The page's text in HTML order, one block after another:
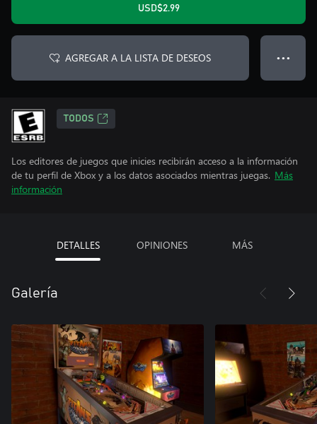
USD$2.99
AGREGAR A LA LISTA DE DESEOS ● ● ●
TODOS
Los editores de juegos que inicies recibirán acceso a la información
de tu perfil de Xbox y a los datos asociados mientras juegas. Más
información
DETALLES OPINIONES MÁS
Galería